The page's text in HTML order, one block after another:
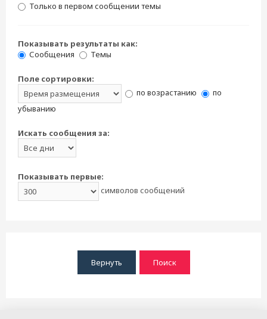
Только в первом сообщении темы
Показывать результаты как:
Сообщения
Темы
Поле сортировки:
по возрастанию
по
убыванию
Искать сообщения за:
Показывать первые:
символов сообщений